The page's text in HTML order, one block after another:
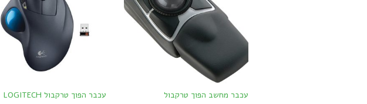
עכבר מחשב הפוך טרקבול
עכבר הפוך טרקבול LOGITECH